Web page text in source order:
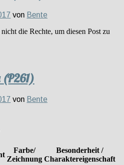
von Bente
die Rechte, um diesen Post zu
(P261)
von Bente
Farbe/
Zeichnung
Besonderheit /
Charaktereigenschaft